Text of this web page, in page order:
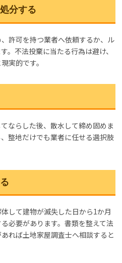
分する
許可を持つ業者へ依頼するか、ル
。不法投棄に当たる行為は避け、
実的です。
ならした後、散水して締め固めま
整地だけでも業者に任せる選択肢
して建物が滅失した日から1か月
必要があります。書類を整えて法
れば土地家屋調査士へ相談すると